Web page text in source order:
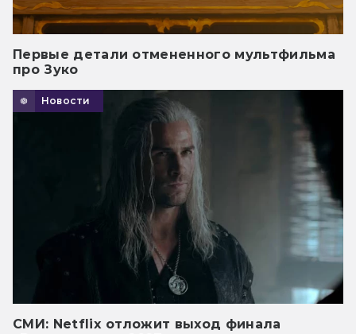
Первые детали отмененного мультфильма
про Зуко
Новости
СМИ: Netflix отложит выход финала